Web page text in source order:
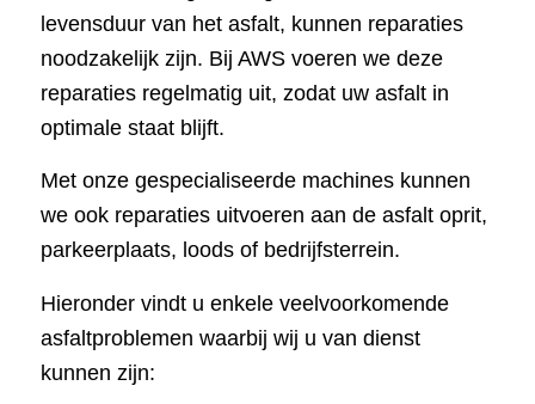
levensduur van het asfalt, kunnen reparaties
noodzakelijk zijn. Bij AWS voeren we deze
reparaties regelmatig uit, zodat uw asfalt in
optimale staat blijft.
Met onze gespecialiseerde machines kunnen
we ook reparaties uitvoeren aan de asfalt oprit,
parkeerplaats, loods of bedrijfsterrein.
Hieronder vindt u enkele veelvoorkomende
asfaltproblemen waarbij wij u van dienst
kunnen zijn: